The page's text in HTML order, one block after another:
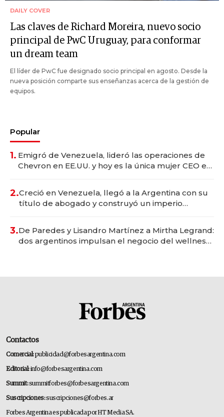
DAILY COVER
Las claves de Richard Moreira, nuevo socio
principal de PwC Uruguay, para conformar
un dream team
El líder de PwC fue designado socio principal en agosto. Desde la
nueva posición comparte sus enseñanzas acerca de la gestión de
equipos.
Popular
1. Emigró de Venezuela, lideró las operaciones de
Chevron en EE.UU. y hoy es la única mujer CEO en
2.Creció en Venezuela, llegó a la Argentina con su
título de abogado y construyó un imperio
3.De Paredes y Lisandro Martínez a Mirtha Legrand:
dos argentinos impulsan el negocio del wellness
Contactos
Comercial:publicidad@forbesargentina.com
Editorial:info@forbesargentina.com
Summit:summitforbes@forbesargentina.com
Suscripciones:suscripciones@forbes.ar
Forbes Argentina es publicada por HT Media SA.